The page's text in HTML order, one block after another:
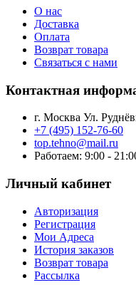
О нас
Доставка
Оплата
Возврат товара
Связаться с нами
Контактная
г. Москва Ул.
+7 (495) 152-76-60
top.tehno@mail.ru
Работаем: 9:00 -
Личный кабинет
Авторизация
Регистрация
Мои Адреса
История заказов
Возврат товара
Рассылка